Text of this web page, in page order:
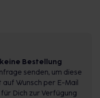
Bestellung
senden, um diese
Wunsch per E-Mail
Dich zur Verfügung